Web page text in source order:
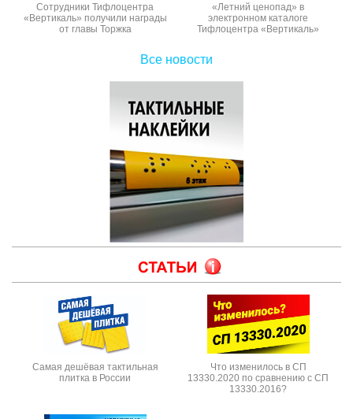
Сотрудники Тифлоцентра
«Вертикаль» получили награды
от главы Торжка
«Летний ценопад» в
электронном каталоге
Тифлоцентра «Вертикаль»
Все новости
Самая дешёвая тактильная
плитка в России
Что изменилось в СП
13330.2020 по сравнению с СП
13330.2016?